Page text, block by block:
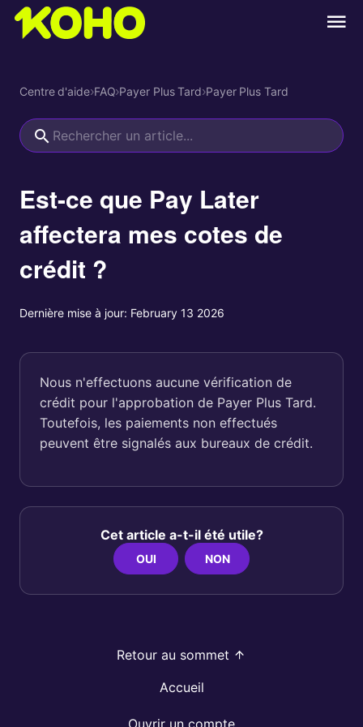
Centre d'aide›FAQ›Payer Plus Tard›Payer Plus Tard
Est-ce que Pay Later
affectera mes cotes de
crédit ?
Dernière mise à jour: February 13 2026
Nous n'effectuons aucune vérification de
crédit pour l'approbation de Payer Plus Tard.
Toutefois, les paiements non effectués
peuvent être signalés aux bureaux de crédit.
Cet article a-t-il été utile?
OUI NON
Retour au sommet
Accueil
Ouvrir un compte